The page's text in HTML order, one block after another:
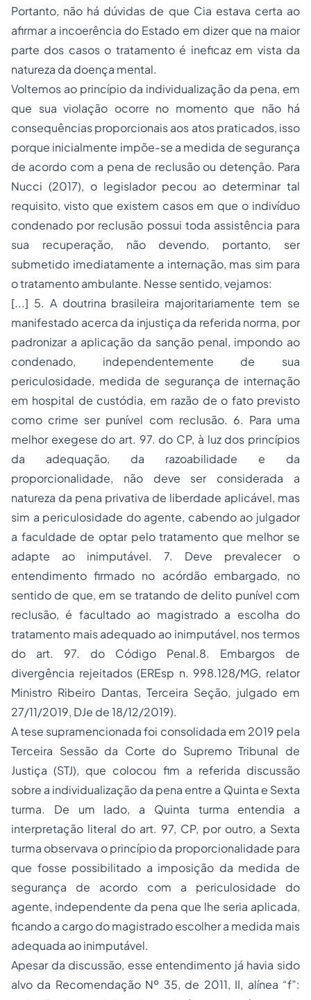
Portanto, não há dúvidas de que Cia estava certa ao
afirmar a incoerência do Estado em dizer que na maior
parte dos casos o tratamento é ineficaz em vista da
natureza da doença mental.
Voltemos ao princípio da individualização da pena, em
que sua violação ocorre no momento que não há
consequências proporcionais aos atos praticados, isso
porque inicialmente impõe-se a medida de segurança
de acordo com a pena de reclusão ou detenção. Para
Nucci (2017), o legislador pecou ao determinar tal
requisito, visto que existem casos em que o indivíduo
condenado por reclusão possui toda assistência para
sua recuperação, não devendo, portanto, ser
submetido imediatamente a internação, mas sim para
o tratamento ambulante. Nesse sentido, vejamos:
[...] 5. A doutrina brasileira majoritariamente tem se
manifestado acerca da injustiça da referida norma, por
padronizar a aplicação da sanção penal, impondo ao
condenado, independentemente de sua
periculosidade, medida de segurança de internação
em hospital de custódia, em razão de o fato previsto
como crime ser punível com reclusão. 6. Para uma
melhor exegese do art. 97. do CP, à luz dos princípios
da adequação, da razoabilidade e da
proporcionalidade, não deve ser considerada a
natureza da pena privativa de liberdade aplicável, mas
sim a periculosidade do agente, cabendo ao julgador
a faculdade de optar pelo tratamento que melhor se
adapte ao inimputável. 7. Deve prevalecer o
entendimento firmado no acórdão embargado, no
sentido de que, em se tratando de delito punível com
reclusão, é facultado ao magistrado a escolha do
tratamento mais adequado ao inimputável, nos termos
do art. 97. do Código Penal.8. Embargos de
divergência rejeitados (EREsp n. 998.128/MG, relator
Ministro Ribeiro Dantas, Terceira Seção, julgado em
27/11/2019, DJe de 18/12/2019).
A tese supramencionada foi consolidada em 2019 pela
Terceira Sessão da Corte do Supremo Tribunal de
Justiça (STJ), que colocou fim a referida discussão
sobre a individualização da pena entre a Quinta e Sexta
turma. De um lado, a Quinta turma entendia a
interpretação literal do art. 97, CP, por outro, a Sexta
turma observava o princípio da proporcionalidade para
que fosse possibilitado a imposição da medida de
segurança de acordo com a periculosidade do
agente, independente da pena que lhe seria aplicada,
ficando a cargo do magistrado escolher a medida mais
adequada ao inimputável.
Apesar da discussão, esse entendimento já havia sido
alvo da Recomendação Nº 35, de 2011, II, alínea “f”: